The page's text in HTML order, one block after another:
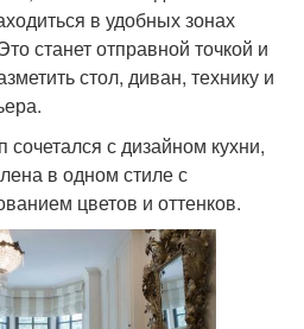
в удобных зонах
станет отправной точкой и
стол, диван, технику и
с дизайном кухни,
в одном стиле с
цветов и оттенков.